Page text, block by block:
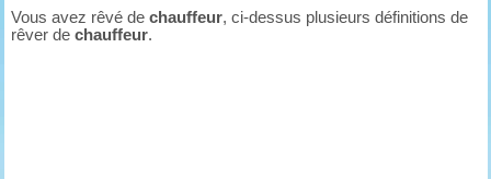
Vous avez rêvé dechauffeur, ci-dessus plusieurs définitions de
rêver dechauffeur.